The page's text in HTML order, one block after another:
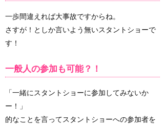
一歩間違えれば大事故ですからね。
さすが！としか言いよう無いスタントショーで
す！
一般人の参加も可能？！
「一緒にスタントショーに参加してみないか
ー！」
的なことを言ってスタントショーへの参加者を